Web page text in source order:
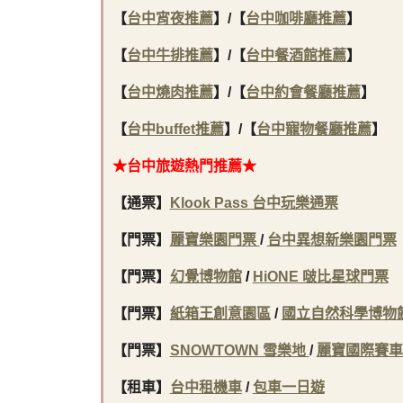
【台中宵夜推薦】/【台中咖啡廳推薦】
【台中牛排推薦】/【台中餐酒館推薦】
【台中燒肉推薦】/【台中約會餐廳推薦】
【台中buffet推薦】/【台中寵物餐廳推薦】
★台中旅遊熱門推薦★
【通票】 Klook Pass 台中玩樂通票
【門票】 麗寶樂園門票 / 台中異想新樂園門票
【門票】 幻覺博物館/ HiONE 啵比星球門票
【門票】 紙箱王創意園區 / 國立自然科學博物
【門票】 SNOWTOWN 雪樂地 / 麗寶國際賽
【租車】 台中租機車/包車一日遊